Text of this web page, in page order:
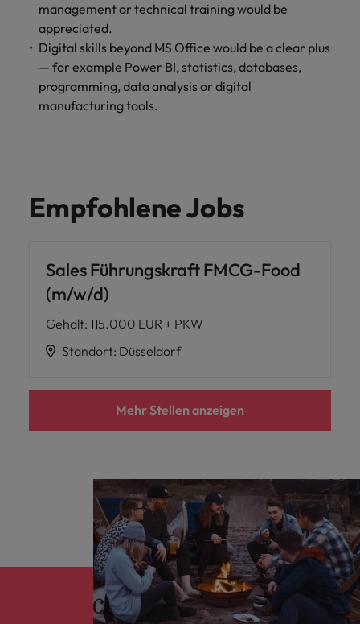
management or technical training would be
appreciated.
Digital skills beyond MS Office would be a clear plus
— for example Power BI, statistics, databases,
programming, data analysis or digital
manufacturing tools.
Empfohlene Jobs
Sales Führungskraft FMCG-Food
(m/w/d)
Gehalt: 115.000 EUR + PKW
Standort: Düsseldorf
Mehr Stellen anzeigen